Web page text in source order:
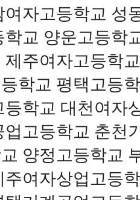
여자고등학교 성
학교 양운고등학
제주여자고등학교
학교 평택고등
등학교 대천여자
업고등학교 춘천
양정고등학교
주여자상업고등